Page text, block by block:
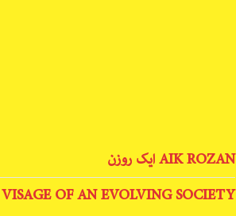
AIK ROZAN ایک روزن
OF AN EVOLVING SOCIETY